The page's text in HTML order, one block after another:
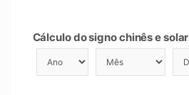
Cálculo do signo chinês e solar